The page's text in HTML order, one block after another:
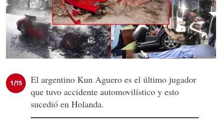
1/15
El argentino Kun Aguero es el último jugador
que tuvo accidente automovilístico y esto
sucedió en Holanda.